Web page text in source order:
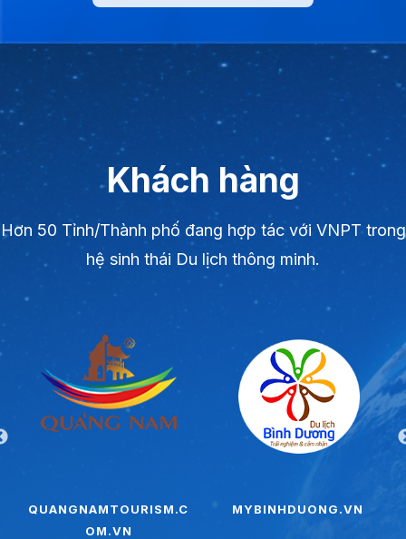
Khách hàng
Hơn 50 Tỉnh/Thành phố đang hợp tác với VNPT trong
hệ sinh thái Du lịch thông minh.
QUANGNAMTOURISM.C
OM.VN
MYBINHDUONG.VN